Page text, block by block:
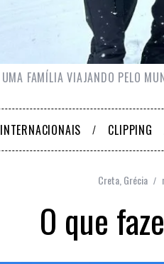
UMA FAMÍLIA VIAJANDO PELO
INTERNACIONAIS CLIPPING
Creta,Grécia
O que